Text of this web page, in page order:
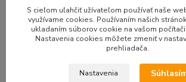
33,50 EUR/sada
27,24 EURbez DPH
Na
Doprava
Pridať do
S cieľom uľahčiť užívateľom používať naše
využívame cookies. Používaním našich
ukladaním súborov cookie na vašom
Nastavenia cookies môžete zmeniť v
prehliadača.
Nastavenia